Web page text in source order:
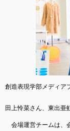
創造表現学部メディア
田上怜菜さん、東出亜
会場運営チームは、